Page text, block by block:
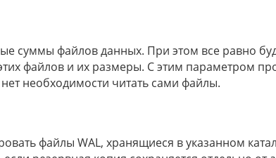
суммы файлов данных. При этом все равно
файлов и их размеры. С этим параметром
нет необходимости читать сами файлы.
файлы WAL, хранящиеся в указанном